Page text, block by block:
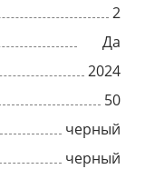
2
Да
2024
50
черный
черный